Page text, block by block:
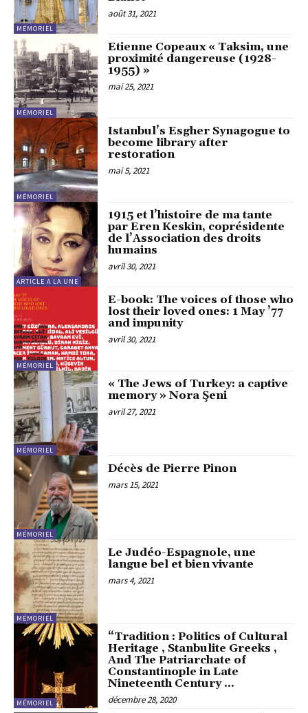
MÉMORIEL
août 31, 2021
MÉMORIEL
Etienne Copeaux « Taksim, une
proximité dangereuse (1928-
1955) »
mai 25, 2021
MÉMORIEL
Istanbul’s Esgher Synagogue to
become library after
restoration
mai 5, 2021
ARTICLE A LA UNE
1915 et l’histoire de ma tante
par Eren Keskin, coprésidente
de l’Association des droits
humains
avril 30, 2021
MÉMORIEL
E-book: The voices of those who
lost their loved ones: 1 May ’77
and impunity
avril 30, 2021
MÉMORIEL
« The Jews of Turkey: a captive
memory » Nora Şeni
avril 27, 2021
MÉMORIEL
Décès de Pierre Pinon
mars 15, 2021
MÉMORIEL
Le Judéo-Espagnole, une
langue bel et bien vivante
mars 4, 2021
MÉMORIEL
“Tradition : Politics of Cultural
Heritage , Stanbulite Greeks ,
And The Patriarchate of
Constantinople in Late
Nineteenth Century ...
décembre 28, 2020